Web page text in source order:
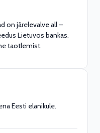
on järelevalve all –
Lietuvos bankas.
taotlemist.
Eesti elanikule.